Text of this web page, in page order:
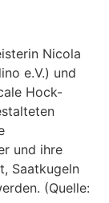
Nicola
e.V.) und
Hock-
und ihre
Saatkugeln
(Quelle: